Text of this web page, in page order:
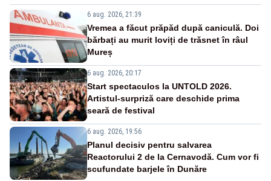
6 aug. 2026, 21:39
Vremea a făcut prăpăd după caniculă. Doi
bărbați au murit loviți de trăsnet în râul
Mureș
6 aug. 2026, 20:17
Start spectaculos la UNTOLD 2026.
Artistul-surpriză care deschide prima
seară de festival
6 aug. 2026, 19:56
Planul decisiv pentru salvarea
Reactorului 2 de la Cernavodă. Cum vor fi
scufundate barjele în Dunăre